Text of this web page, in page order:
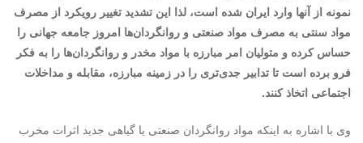
نمونه از آنها وارد ایران شده است، لذا این تشدید تغییر رویکرد از مصرف
مواد سنتی به مصرف مواد صنعتی و روانگردان‌ها امروز جامعه جهانی را
حساس کرده و متولیان امر مبارزه با مواد مخدر و روانگردان‌ها را به فکر
فرو برده است تا تدابیر جدی‌تری را در زمینه مبارزه، مقابله و مداخلات
اجتماعی اتخاذ کنند.
وی با اشاره به اینکه مواد روانگردان صنعتی یا گیاهی جدید اثرات مخرب